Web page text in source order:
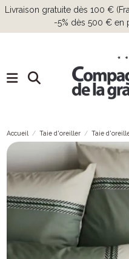
Livraison gratuite dès 100 €
-5% dès 500 € en
Accueil Taie d'oreiller Taie